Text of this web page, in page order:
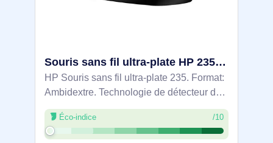
Souris sans fil ultra-plate HP 235 - 4E407AA
HP Souris sans fil ultra-plate 235. Format:
Ambidextre. Technologie de détecteur de
mouvement: Optique, Interface de
l'appareil: RF sans fil, Résolution en
mouvement: 1600 DPI, Quantité de
Éco-indice /10